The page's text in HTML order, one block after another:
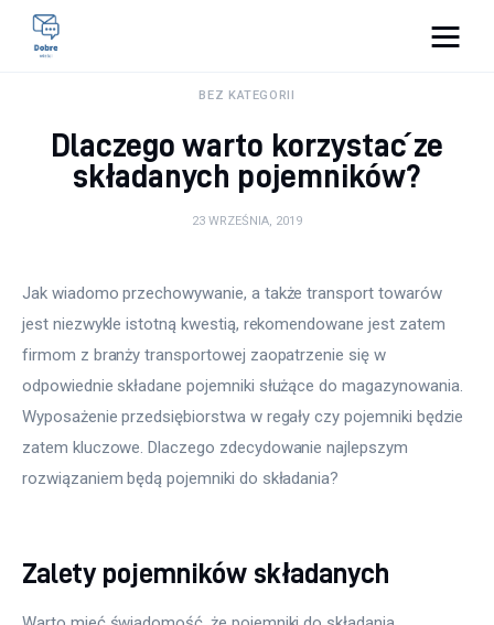
Lifestyle
Uroda
Więcej
BEZ KATEGORII
Dlaczego warto korzystać ze
składanych pojemników?
23 WRZEŚNIA, 2019
Jak wiadomo przechowywanie, a także transport towarów
jest niezwykle istotną kwestią, rekomendowane jest zatem
firmom z branży transportowej zaopatrzenie się w
odpowiednie składane pojemniki służące do magazynowania.
Wyposażenie przedsiębiorstwa w regały czy pojemniki będzie
zatem kluczowe. Dlaczego zdecydowanie najlepszym
rozwiązaniem będą pojemniki do składania?
Zalety pojemników składanych